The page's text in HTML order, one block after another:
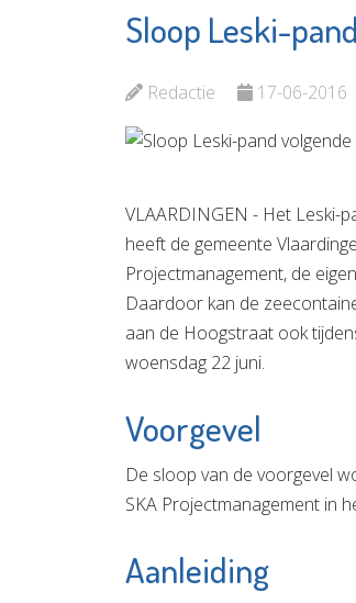
Sloop Leski-
Redactie 17-06-2016
VLAARDINGEN - Het Leski-
heeft de gemeente
Projectmanagement, de
Daardoor kan de
aan de Hoogstraat ook
woensdag 22 juni.
Voorgevel
De sloop van de voorgevel
SKA Projectmanagement in
Aanleiding
B&W Re-
Bekijk de pagina